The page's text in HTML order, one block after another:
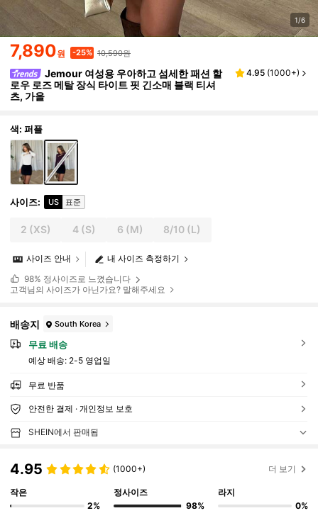
1/6
7,890원 -25% 10,590원
Jemour 여성용 우아하고 섬세한 패션 할
로우 로즈 메탈 장식 타이트 핏 긴소매 블랙 티셔
츠, 가을
4.95 (1000+)
색: 퍼플
사이즈: US 표준
2 (XS) 4(S) 6 (M) 8/10 (L)
내 사이즈 측정하기
사이즈 안내
98% 정사이즈로 느꼈습니다
고객님의 사이즈가 아닌가요? 말해주세요
배송지 South Korea
무료 배송
예상 배송: 2-5 영업일
무료 반품
안전한 결제 · 개인정보 보호
SHEIN에서 판매됨
4.95 (1000+) 더 보기
작은
2%
정사이즈
98%
라지
0%